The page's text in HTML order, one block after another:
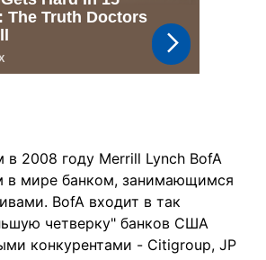
в 2008 году Merrill Lynch BofA
в мире банком, занимающимся
BofA входит в так
четверку" банков США
конкурентами - Citigroup, JP